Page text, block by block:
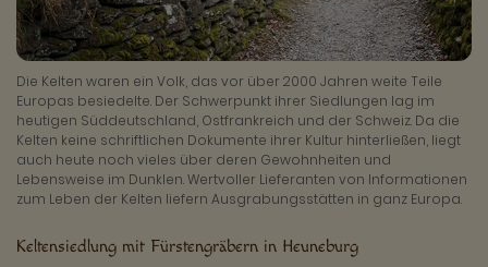
Die Kelten waren ein Volk, das vor über 2000 Jahren weite Teile
Europas besiedelte. Der Schwerpunkt ihrer Siedlungen lag im
heutigen Süddeutschland, Ostfrankreich und der Schweiz. Da die
Kelten keine schriftlichen Dokumente ihrer Kultur hinterließen, liegt
auch heute noch vieles über deren Gewohnheiten und
Lebensweise im Dunklen. Wertvoller Lieferanten von Informationen
zum Leben der Kelten liefern Ausgrabungsstätten in ganz Europa.
Keltensiedlung mit Fürstengräbern in Heuneburg